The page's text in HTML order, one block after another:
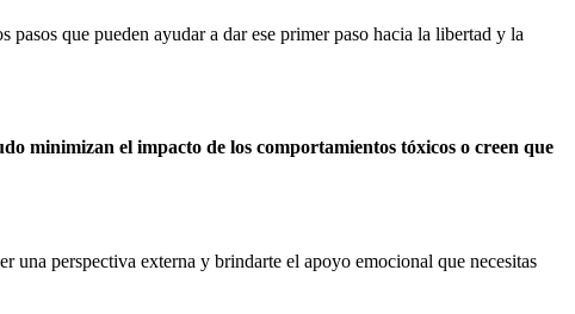
pasos que pueden ayudar a dar ese primer paso hacia la libertad y la
minimizan el impacto de los comportamientos tóxicos o creen que
una perspectiva externa y brindarte el apoyo emocional que necesitas